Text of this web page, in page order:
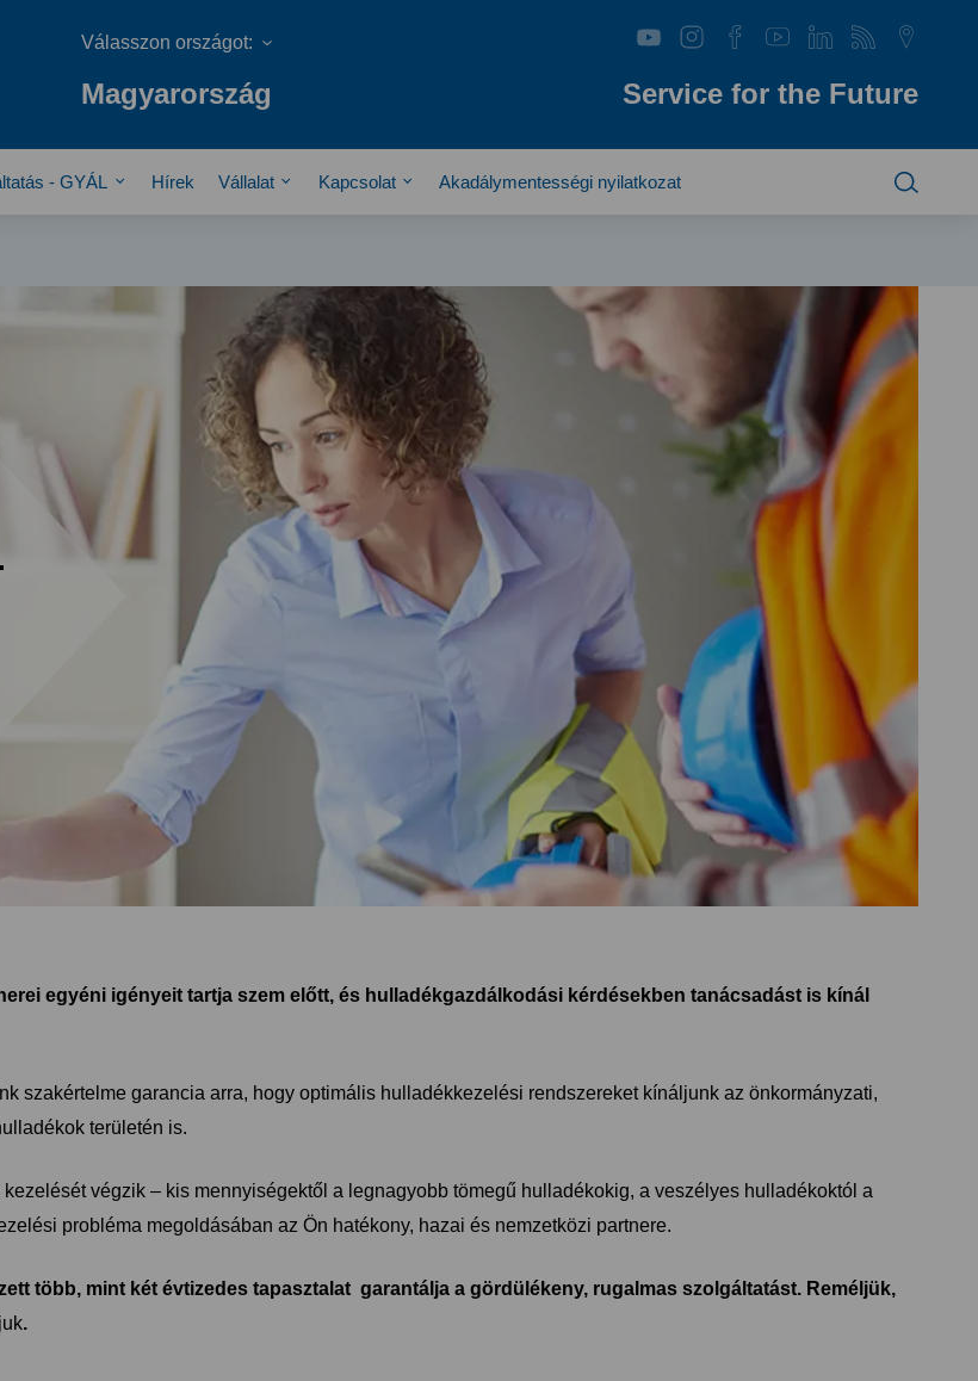
Magyarország Service for the Future
- GYÁL Hírek Vállalat Kapcsolat Akadálymentességi nyilatkozat
egyéni igényeit tartja szem előtt, és hulladékgazdálkodási kérdésekben tanácsadást is kínál
szakértelme garancia arra, hogy optimális hulladékkezelési rendszereket kínáljunk az önkormányzati,
területén is.
végzik – kis mennyiségektől a legnagyobb tömegű hulladékokig, a veszélyes hulladékoktól a
probléma megoldásában az Ön hatékony, hazai és nemzetközi partnere.
több, mint két évtizedes tapasztalat garantálja a gördülékeny, rugalmas szolgáltatást. Reméljük,
.